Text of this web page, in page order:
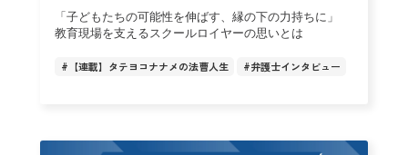
「子どもたちの可能性を伸ばす、縁の下の力持ちに」
教育現場を支えるスクールロイヤーの思いとは
# 【連載】タテヨコナナメの法曹人生 #弁護士インタビュー